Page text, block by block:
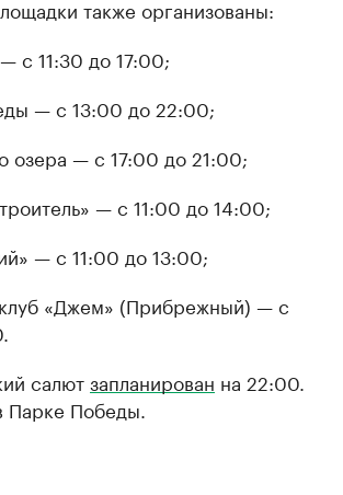
также организованы:
с 11:30 до 17:00;
— с 13:00 до 22:00;
озера — с 17:00 до 21:00;
— с 11:00 до 14:00;
— с 11:00 до 13:00;
«Джем» (Прибрежный) — с
салютзапланирован на 22:00.
Парке Победы.